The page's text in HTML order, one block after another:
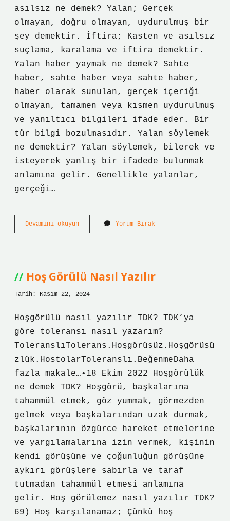
asılsız ne demek? Yalan; Gerçek
olmayan, doğru olmayan, uydurulmuş bir
şey demektir. İftira; Kasten ve asılsız
suçlama, karalama ve iftira demektir.
Yalan haber yaymak ne demek? Sahte
haber, sahte haber veya sahte haber,
haber olarak sunulan, gerçek içeriği
olmayan, tamamen veya kısmen uydurulmuş
ve yanıltıcı bilgileri ifade eder. Bir
tür bilgi bozulmasıdır. Yalan söylemek
ne demektir? Yalan söylemek, bilerek ve
isteyerek yanlış bir ifadede bulunmak
anlamına gelir. Genellikle yalanlar,
gerçeği…
Devamını okuyunYalan
Uydurma
Yorum Bırak
Hoş Görülü Nasıl Yazılır
Tarih: Kasım 22, 2024
Hoşgörülü nasıl yazılır TDK? TDK’ya
göre toleransı nasıl yazarım?
ToleranslıTolerans.Hoşgörüsüz.Hoşgörüsü
zlük.HostolarToleranslı.BeğenmeDaha
fazla makale…•18 Ekim 2022 Hoşgörülük
ne demek TDK? Hoşgörü, başkalarına
tahammül etmek, göz yummak, görmezden
gelmek veya başkalarından uzak durmak,
başkalarının özgürce hareket etmelerine
ve yargılamalarına izin vermek, kişinin
kendi görüşüne ve çoğunluğun görüşüne
aykırı görüşlere sabırla ve taraf
tutmadan tahammül etmesi anlamına
gelir. Hoş görülemez nasıl yazılır TDK?
69) Hoş karşılanamaz; Çünkü hoş